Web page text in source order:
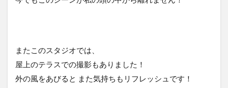
またこのスタジオでは、
屋上のテラスでの撮影もありました！
外の風をあびると また気持ちもリフレッシュです！